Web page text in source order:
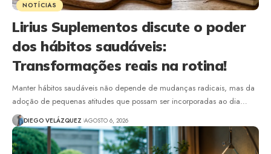
NOTÍCIAS
Lirius Suplementos discute o poder
dos hábitos saudáveis:
Transformações reais na rotina!
Manter hábitos saudáveis não depende de mudanças radicais, mas da
adoção de pequenas atitudes que possam ser incorporadas ao dia…
DIEGO VELÁZQUEZ AGOSTO 6, 2026